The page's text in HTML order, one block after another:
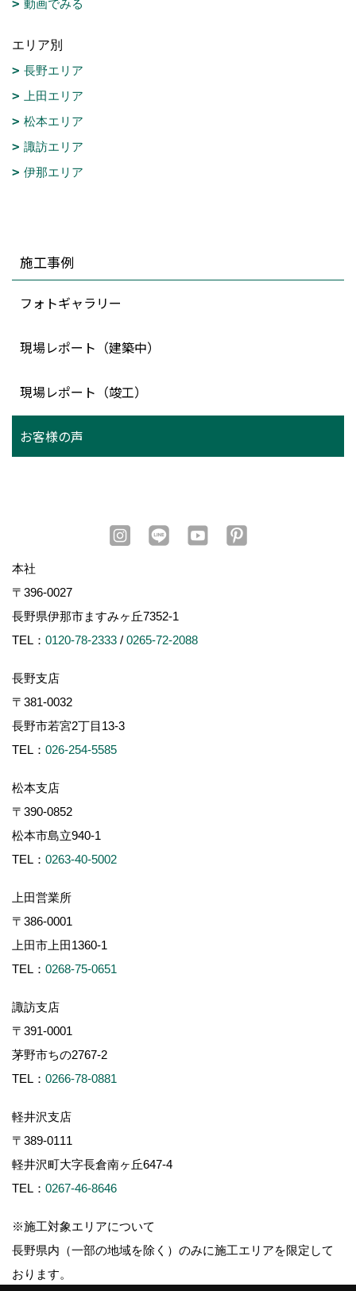
動画でみる
エリア別
長野エリア
上田エリア
松本エリア
諏訪エリア
伊那エリア
施工事例
フォトギャラリー
現場レポート（建築中）
現場レポート（竣工）
お客様の声
本社
〒396-0027
長野県伊那市ますみヶ丘7352-1
TEL： 0120-78-2333 / 0265-72-2088
長野支店
〒381-0032
長野市若宮2丁目13-3
TEL： 026-254-5585
松本支店
〒390-0852
松本市島立940-1
TEL： 0263-40-5002
上田営業所
〒386-0001
上田市上田1360-1
TEL： 0268-75-0651
諏訪支店
〒391-0001
茅野市ちの2767-2
TEL： 0266-78-0881
軽井沢支店
〒389-0111
軽井沢町大字長倉南ヶ丘647-4
TEL： 0267-46-8646
※施工対象エリアについて
長野県内（一部の地域を除く）のみに施工エリアを限定して
おります。